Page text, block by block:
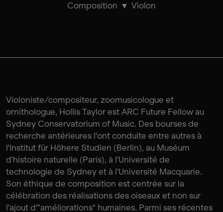
Composition Violon
Violoniste/compositeur, zoomusicologue et
ornithologue, Hollis Taylor est ARC Future Fellow au
Sydney Conservatorium of Music. Des bourses de
recherche antérieures l'ont conduite entre autres à
l'Institut für Höhere Studien (Berlin), au Muséum
d'histoire naturelle (Paris), à l'Université de
technologie de Sydney et à l'Université Macquarie.
Son éthique de composition est centrée sur la
célébration des réalisations des oiseaux et non sur
l'ajout d'"améliorations" humaines. Parmi ses récentes